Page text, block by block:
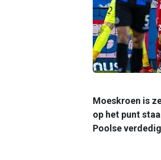
Moeskroen is
op het punt
Poolse